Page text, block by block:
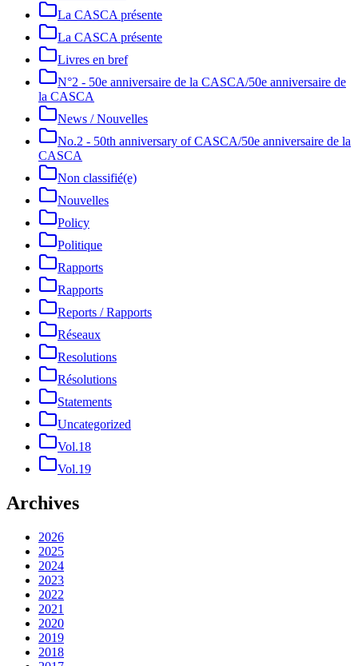
La CASCA présente
La CASCA présente
Livres en bref
N°2 - 50e anniversaire de la CASCA/50e anniversaire de
la CASCA
News / Nouvelles
No.2 - 50th anniversary of CASCA/50e anniversaire de la
CASCA
Non classifié(e)
Nouvelles
Policy
Politique
Rapports
Rapports
Reports / Rapports
Réseaux
Resolutions
Résolutions
Statements
Uncategorized
Vol.18
Vol.19
Archives
2026
2025
2024
2023
2022
2021
2020
2019
2018